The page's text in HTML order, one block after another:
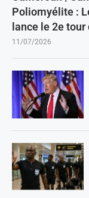
Poliomyélite :
lance le 2e
11/07/2026